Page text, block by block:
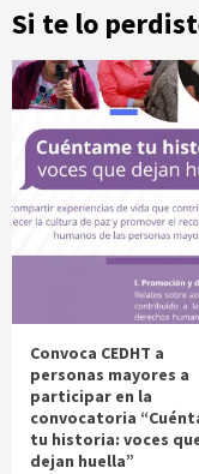
Si te lo
Convoca CEDHT a
personas mayores a
participar en la
convocatoria
tu historia: voces
dejan huella”